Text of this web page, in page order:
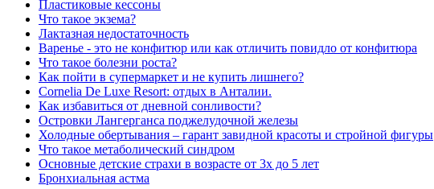
Пластиковые кессоны
Что такое экзема?
Лактазная недостаточность
Варенье - это не конфитюр или как отличить повидло от конфитюра
Что такое болезни роста?
Как пойти в супермаркет и не купить лишнего?
Сornelia De Luxe Resort: отдых в Анталии.
Как избавиться от дневной сонливости?
Островки Лангерганса поджелудочной железы
Холодные обертывания – гарант завидной красоты и стройной фигуры
Что такое метаболический синдром
Основные детские страхи в возрасте от 3х до 5 лет
Бронхиальная астма